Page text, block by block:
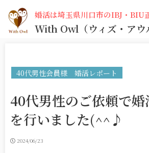
婚活は埼玉県川口市のIBJ・BIU
With Owl （ウィズ・アウ
40代男性会員様 婚活レポート
40代男性のご依頼で
を行いました(^^♪
2024/06/23